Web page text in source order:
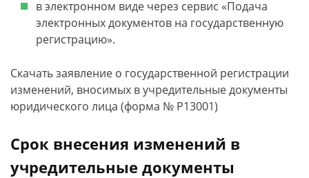
в электронном виде через сервис «Подача
электронных документов на государственную
регистрацию».
Скачать заявление о государственной регистрации
изменений, вносимых в учредительные документы
юридического лица (форма № Р13001)
Срок внесения изменений в
учредительные документы